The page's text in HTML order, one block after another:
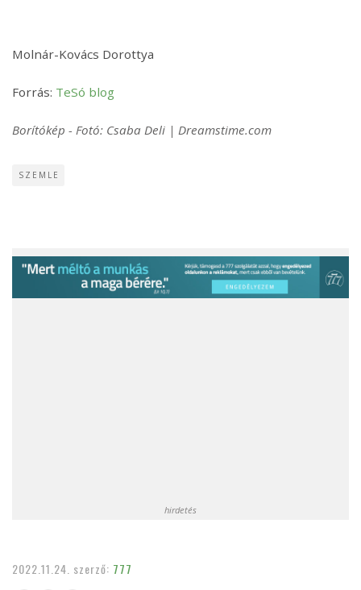
Molnár-Kovács Dorottya
Forrás: TeSó blog
Borítókép - Fotó: Csaba Deli | Dreamstime.com
SZEMLE
hirdetés
2022.11.24. szerző: 777